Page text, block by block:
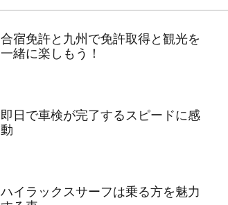
合宿免許と九州で免許取得と観光を
一緒に楽しもう！
即日で車検が完了するスピードに感
動
ハイラックスサーフは乗る方を魅力